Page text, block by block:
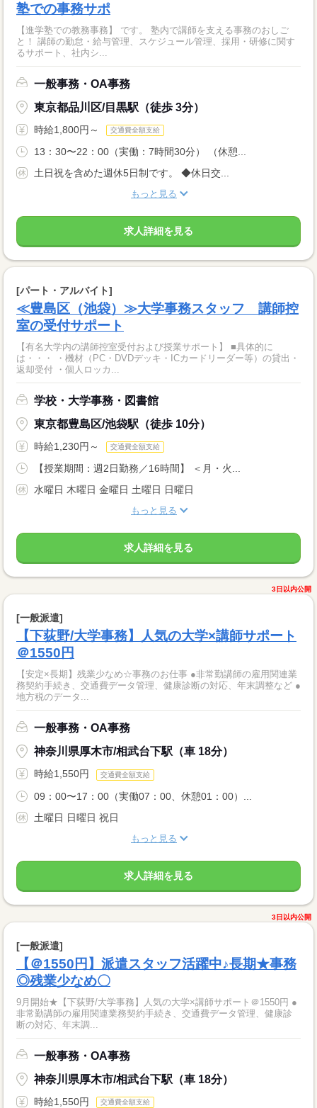
塾での事務サポ
【進学塾での教務事務】 です。 塾内で講師を支える事務のおしご
と！ 講師の勤怠・給与管理、スケジュール管理、採用・研修に関す
るサポート、社内シ...
一般事務・OA事務
東京都品川区/目黒駅（徒歩 3分）
時給1,800円～ 交通費全額支給
13：30〜22：00（実働：7時間30分） （休憩...
土日祝を含めた週休5日制です。 ◆休日交...
もっと見る
求人詳細を見る
[パート・アルバイト]
≪豊島区（池袋）≫大学事務スタッフ 講師控
室の受付サポート
【有名大学内の講師控室受付および授業サポート】 ■具体的に
は・・・ ・機材（PC・DVDデッキ・ICカードリーダー等）の貸出・
返却受付 ・個人ロッカ...
学校・大学事務・図書館
東京都豊島区/池袋駅（徒歩 10分）
時給1,230円～ 交通費全額支給
【授業期間：週2日勤務／16時間】 ＜月・火...
水曜日 木曜日 金曜日 土曜日 日曜日
もっと見る
求人詳細を見る
3日以内公開
[一般派遣]
【下荻野/大学事務】人気の大学×講師サポート
＠1550円
【安定×長期】残業少なめ☆事務のお仕事 ●非常勤講師の雇用関連業
務契約手続き、交通費データ管理、健康診断の対応、年末調整など ●
地方税のデータ...
一般事務・OA事務
神奈川県厚木市/相武台下駅（車 18分）
時給1,550円 交通費全額支給
09：00〜17：00（実働07：00、休憩01：00）...
土曜日 日曜日 祝日
もっと見る
求人詳細を見る
3日以内公開
[一般派遣]
【＠1550円】派遣スタッフ活躍中♪長期★事務
◎残業少なめ〇
9月開始★【下荻野/大学事務】人気の大学×講師サポート＠1550円 ●
非常勤講師の雇用関連業務契約手続き、交通費データ管理、健康診
断の対応、年末調...
一般事務・OA事務
神奈川県厚木市/相武台下駅（車 18分）
時給1,550円 交通費全額支給